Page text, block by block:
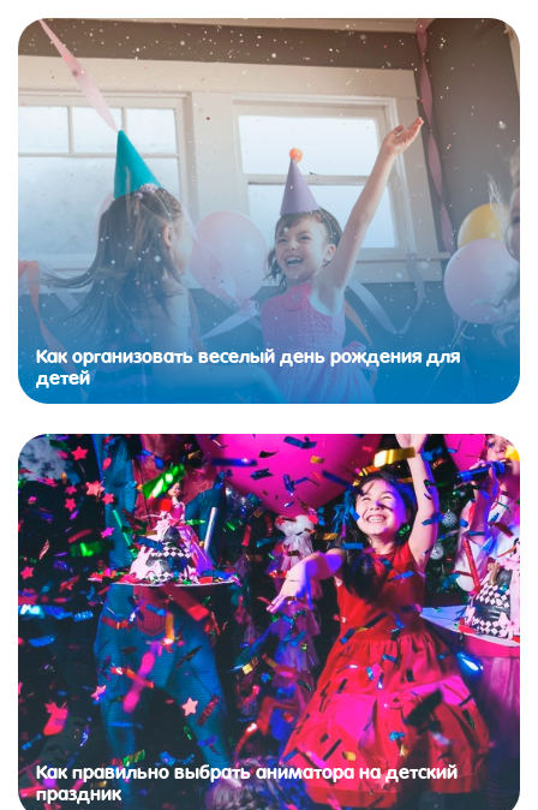
Как организовать веселый день рождения для
детей
Как правильно выбрать аниматора на детский
праздник